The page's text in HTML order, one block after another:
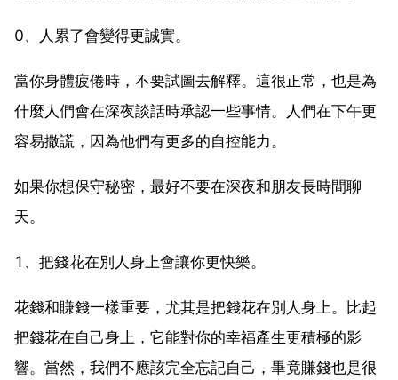
0、人累了會變得更誠實。
當你身體疲倦時，不要試圖去解釋。這很正常，也是為
什麼人們會在深夜談話時承認一些事情。人們在下午更
容易撒謊，因為他們有更多的自控能力。
如果你想保守秘密，最好不要在深夜和朋友長時間聊
天。
1、把錢花在別人身上會讓你更快樂。
花錢和賺錢一樣重要，尤其是把錢花在別人身上。比起
把錢花在自己身上，它能對你的幸福產生更積極的影
響。當然，我們不應該完全忘記自己，畢竟賺錢也是很